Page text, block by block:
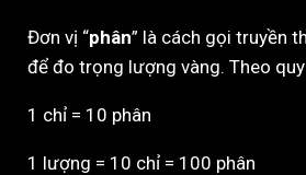
Đơn vị “phân” là cách gọi truyền
để đo trọng lượng vàng. Theo
1 chỉ = 10 phân
1 lượng = 10 chỉ = 100 phân